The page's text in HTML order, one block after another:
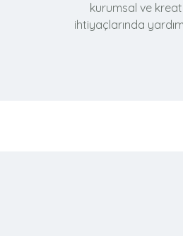
kurumsal ve
ihtiyaçlarında